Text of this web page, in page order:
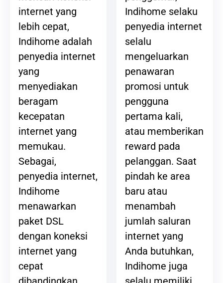
internet yang
lebih cepat,
Indihome adalah
penyedia internet
yang
menyediakan
beragam
kecepatan
internet yang
memukau.
Sebagai,
penyedia internet,
Indihome
menawarkan
paket DSL
dengan koneksi
internet yang
cepat
Indihome selaku
penyedia internet
selalu
mengeluarkan
penawaran
promosi untuk
pengguna
pertama kali,
atau memberikan
reward pada
pelanggan. Saat
pindah ke area
baru atau
menambah
jumlah saluran
internet yang
Anda butuhkan,
Indihome juga